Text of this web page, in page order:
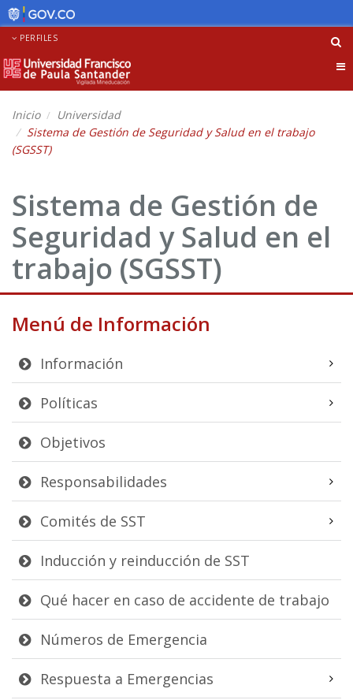
PERFILES
Inicio
Universidad
Sistema de Gestión de Seguridad y Salud en el trabajo
(SGSST)
Sistema de Gestión de
Seguridad y Salud en el
trabajo (SGSST)
Menú de Información
Información
Políticas
Objetivos
Responsabilidades
Comités de SST
Inducción y reinducción de SST
Qué hacer en caso de accidente de trabajo
Números de Emergencia
Respuesta a Emergencias